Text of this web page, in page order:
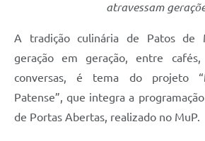
atravessam
A tradição culinária de Patos de
geração em geração, entre
conversas, é tema do projeto
Patense”, que integra a
de Portas Abertas, realizado no MuP.